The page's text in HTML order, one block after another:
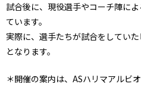
試合後に、現役選手やコーチ陣に
ています。
実際に、選手たちが試合をしてい
となります。
＊開催の案内は、ASハリマアルビ